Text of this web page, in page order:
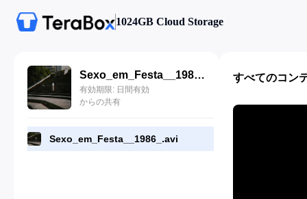
1024GB Cloud Storage
Sexo_em_Festa__1986_.avi
有効期限: 日間有効
からの共有
Sexo_em_Festa__1986_.avi
すべてのコン